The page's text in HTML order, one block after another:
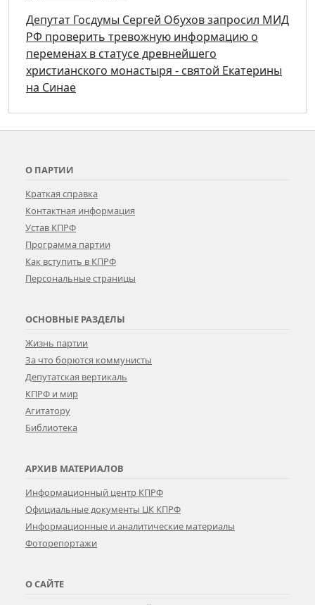
Депутат Госдумы Сергей Обухов запросил МИД
РФ проверить тревожную информацию о
переменах в статусе древнейшего
христианского монастыря - святой Екатерины
на Синае
О ПАРТИИ
Краткая справка
Контактная информация
Устав КПРФ
Программа партии
Как вступить в КПРФ
Персональные страницы
ОСНОВНЫЕ РАЗДЕЛЫ
Жизнь партии
За что борются коммунисты
Депутатская вертикаль
КПРФ и мир
Агитатору
Библиотека
АРХИВ МАТЕРИАЛОВ
Информационный центр КПРФ
Официальные документы ЦК КПРФ
Информационные и аналитические материалы
Фоторепортажи
О САЙТЕ